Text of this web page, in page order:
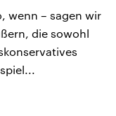
wenn – sagen wir
die sowohl